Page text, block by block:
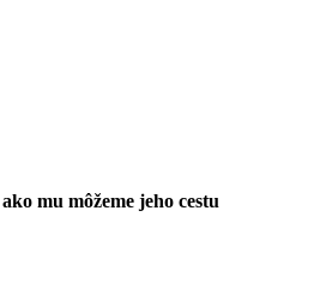
mu môžeme jeho cestu